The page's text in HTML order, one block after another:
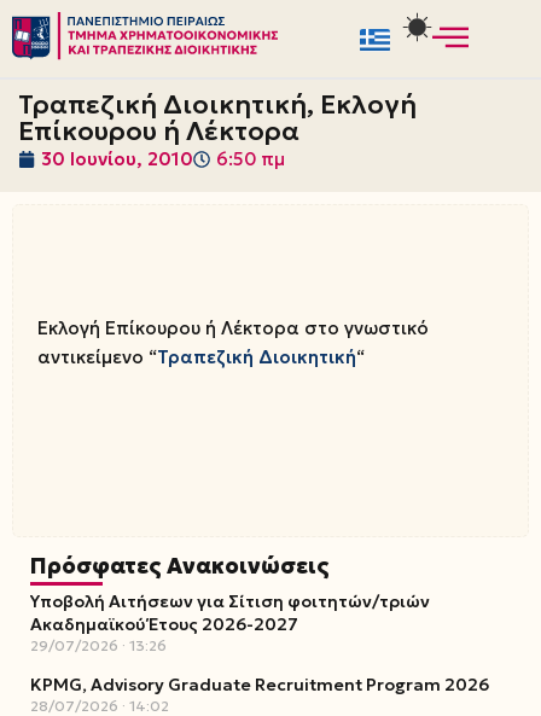
Μεταπηδήστε
στο
περιεχόμενο
Τραπεζική Διοικητική, Εκλογή
Επίκουρου ή Λέκτορα
30 Ιουνίου, 2010 6:50 πμ
Εκλογή Επίκουρου ή Λέκτορα στο γνωστικό
αντικείμενο “Τραπεζική Διοικητική“
Πρόσφατες Ανακοινώσεις
Υποβολή Αιτήσεων για Σίτιση φοιτητών/τριών
Ακαδημαϊκού Έτους 2026-2027
29/07/2026 13:26
KPMG, Advisory Graduate Recruitment Program 2026
28/07/2026 14:02